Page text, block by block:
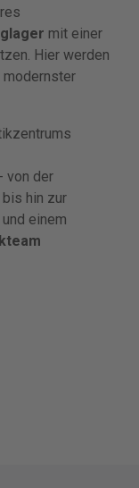
mit einer
Hier werden
modernster
von der
hin zur
und einem